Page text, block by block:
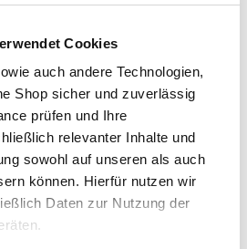
Cookies
auch andere Technologien,
Shop sicher und zuverlässig
prüfen und Ihre
relevanter Inhalte und
sowohl auf unseren als auch
können. Hierfür nutzen wir
Daten zur Nutzung der
3-5 Tage